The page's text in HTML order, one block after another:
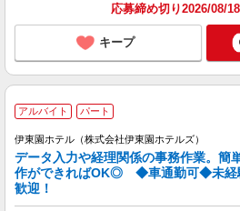
応募締め切り2026/08/
キープ
アルバイト パート
伊東園ホテル（株式会社伊東園ホテルズ）
データ入力や経理関係の事務作業。簡
作ができればOK◎ ◆車通勤可◆未経
歓迎！